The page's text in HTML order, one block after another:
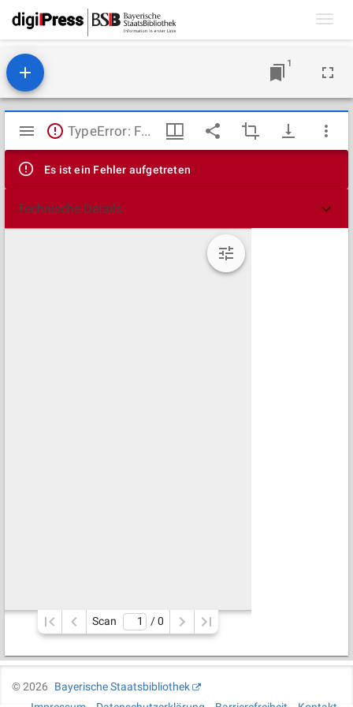
1
Mirador
Viewer
TypeError: Failed to fetch
Es ist ein Fehler aufgetreten
Technische Details
Scan / 0
©2026
Bayerische Staatsbibliothek